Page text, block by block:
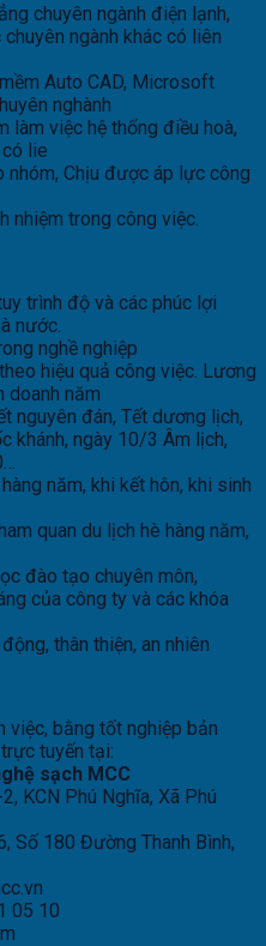
chuyên ngành điện lạnh,
ngành khác có liên
Auto CAD, Microsoft
nghành
làm việc hệ thống điều hoà,
lie
nhóm, Chịu được áp lực công
nhiệm trong công việc.
trình độ và các phúc lợi
nước.
nghề nghiệp
hiệu quả công việc. Lương
doanh năm
nguyên đán, Tết dương lịch,
khánh, ngày 10/3 Âm lịch,
năm, khi kết hôn, khi sinh
quan du lịch hè hàng năm,
đào tạo chuyên môn,
của công ty và các khóa
thân thiện, an nhiên
việc, bằng tốt nghiệp bản
tuyến tại:
sạch MCC
KCN Phú Nghĩa, Xã Phú
Số 180 Đường Thanh Bình,
05 10